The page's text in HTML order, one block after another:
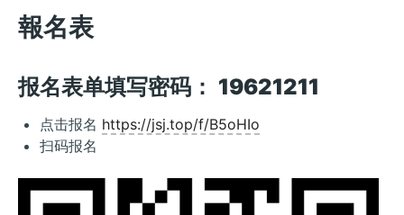
報名表
报名表单填写密码： 19621211
点击报名 https://jsj.top/f/B5oHIo
扫码报名